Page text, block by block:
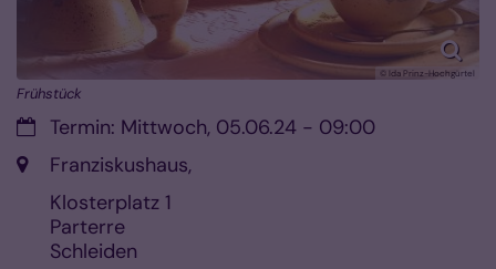
© Ida Prinz-Hochgürtel
Frühstück
Datum:Termin: Mittwoch, 05.06.24 - 09:00
Ort: Franziskushaus,
Klosterplatz 1
Parterre
Schleiden